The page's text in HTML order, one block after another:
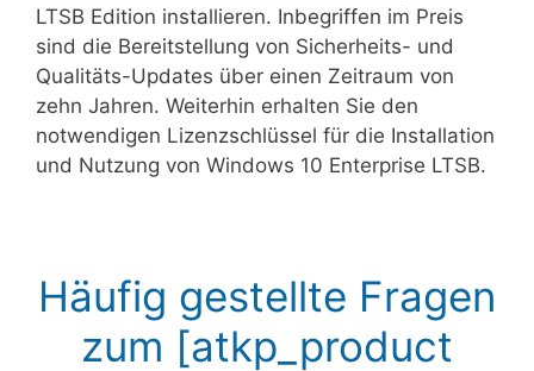
LTSB Edition installieren. Inbegriffen im Preis
sind die Bereitstellung von Sicherheits- und
Qualitäts-Updates über einen Zeitraum von
zehn Jahren. Weiterhin erhalten Sie den
notwendigen Lizenzschlüssel für die Installation
und Nutzung von Windows 10 Enterprise LTSB.
Häufig gestellte Fragen
zum [atkp_product